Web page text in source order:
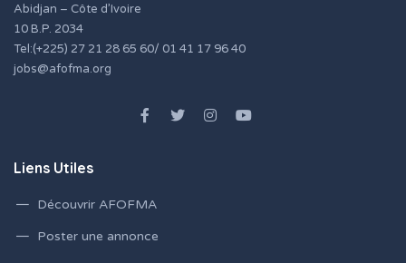
Abidjan – Côte d’Ivoire
10 B.P. 2034
Tel:(+225) 27 21 28 65 60/ 01 41 17 96 40
jobs@afofma.org
Liens Utiles
Découvrir AFOFMA
Poster une annonce